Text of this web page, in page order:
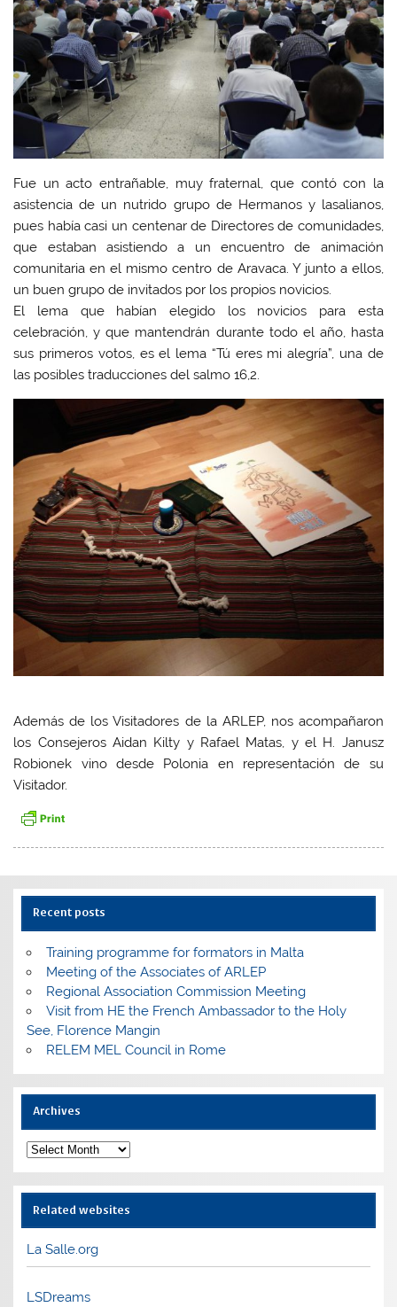
Fue un acto entrañable, muy fraternal, que contó con la
asistencia de un nutrido grupo de Hermanos y lasalianos,
pues había casi un centenar de Directores de comunidades,
que estaban asistiendo a un encuentro de animación
comunitaria en el mismo centro de Aravaca. Y junto a ellos,
un buen grupo de invitados por los propios novicios.
El lema que habían elegido los novicios para esta
celebración, y que mantendrán durante todo el año, hasta
sus primeros votos, es el lema “Tú eres mi alegría”, una de
las posibles traducciones del salmo 16,2.
Además de los Visitadores de la ARLEP, nos acompañaron
los Consejeros Aidan Kilty y Rafael Matas, y el H. Janusz
Robionek vino desde Polonia en representación de su
Visitador.
Recent posts
Training programme for formators in Malta
Meeting of the Associates of ARLEP
Regional Association Commission Meeting
Visit from HE the French Ambassador to the Holy
See, Florence Mangin
RELEM MEL Council in Rome
Archives
Archives
Related websites
La Salle.org
LSDreams